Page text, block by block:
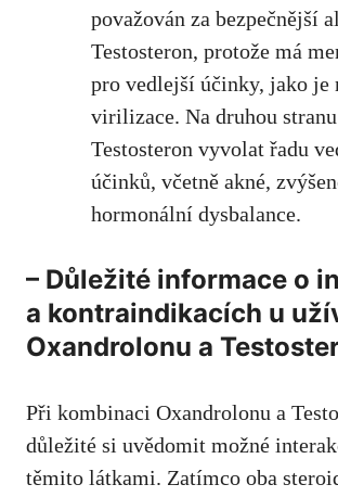
považován za bezpečnější
Testosteron, protože má
pro vedlejší účinky, jako je
virilizace. Na druhou
Testosteron vyvolat řadu
účinků, včetně akné,
hormonální dysbalance.
– Důležité informace o
a kontraindikacích u
Oxandrolonu a
Při kombinaci Oxandrolonu a
důležité si uvědomit možné
těmito látkami. Zatímco oba